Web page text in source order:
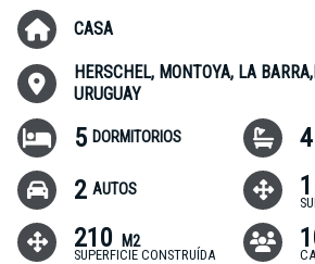
CASA
HERSCHEL, MONTOYA, LA
URUGUAY
5 DORMITORIOS 4
2 AUTOS
210 M2
SUPERFICIE CONSTRUÍDA